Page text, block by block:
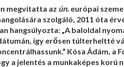
megvitatta az ún. európai
szolgáló, 2011 óta
hangsúlyozta: „A baloldal
így erősen túlterheltté
Kósa Ádám, a
a jelentés a munkaképes korú